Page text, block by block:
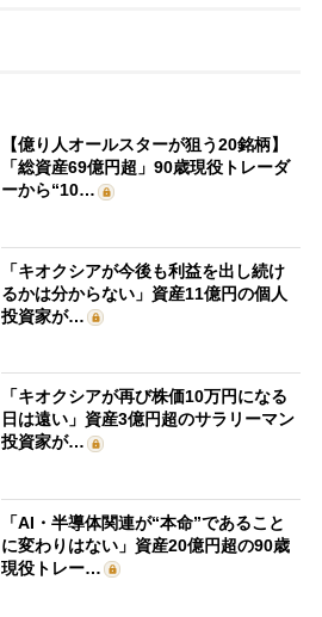
【億り人オールスターが狙う20銘柄】
「総資産69億円超」90歳現役トレーダ
ーから“10…
「キオクシアが今後も利益を出し続け
るかは分からない」資産11億円の個人
投資家が…
「キオクシアが再び株価10万円になる
日は遠い」資産3億円超のサラリーマン
投資家が…
「AI・半導体関連が“本命”であること
に変わりはない」資産20億円超の90歳
現役トレー…